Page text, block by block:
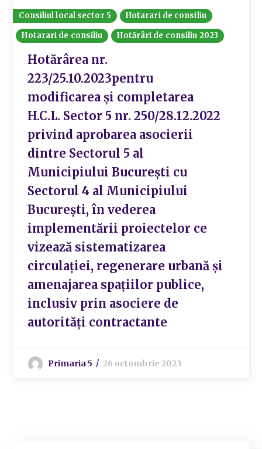
Consiliul local sector 5
Hotarari de consiliu
Hotarari de consiliu
Hotărâri de consiliu 2023
Hotărârea nr.
223/25.10.2023pentru
modificarea și completarea
H.C.L. Sector 5 nr. 250/28.12.2022
privind aprobarea asocierii
dintre Sectorul 5 al
Municipiului București cu
Sectorul 4 al Municipiului
București, în vederea
implementării proiectelor ce
vizează sistematizarea
circulației, regenerare urbană și
amenajarea spațiilor publice,
inclusiv prin asociere de
autorități contractante
Primaria 5 26 octombrie 2023